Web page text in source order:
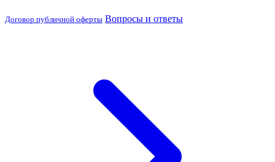
Договор публичной оферты Вопросы и ответы